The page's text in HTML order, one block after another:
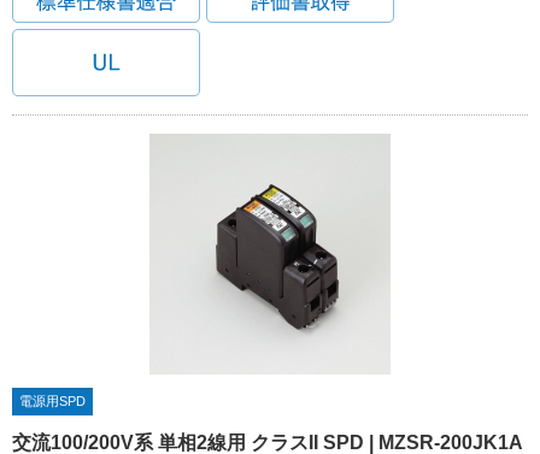
電源用SPD
交流100/200V系 単相2線用 クラスII SPD | MZSR-200JK1A